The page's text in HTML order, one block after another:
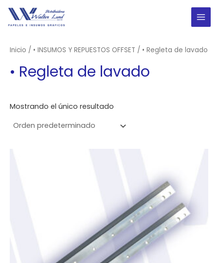
contenido
Inicio / • INSUMOS Y REPUESTOS OFFSET / • Regleta de lavado
• Regleta de lavado
Mostrando el único resultado